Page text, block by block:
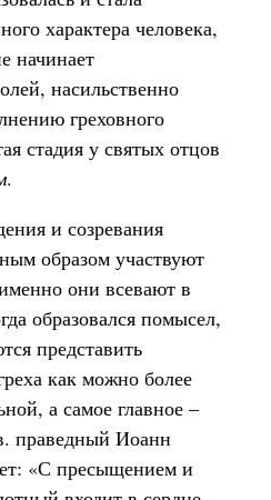
характера человека,
начинает
насильственно
греховного
стадия у святых отцов
.
и созревания
образом участвуют
они всевают в
образовался помысел,
представить
как можно более
а самое главное –
праведный Иоанн
«С пресыщением и